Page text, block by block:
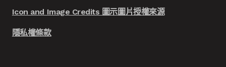
Icon and Image Credits 圖示圖片授權來源
隱私權條款